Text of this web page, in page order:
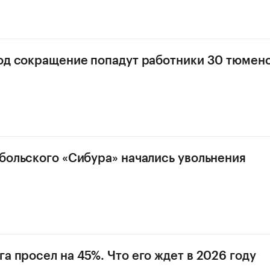
сокращение попадут работники 30
«Сибура» начались увольнения
просел на 45%. Что его ждет в 2026 году